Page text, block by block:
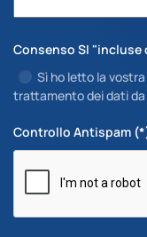
Consenso SI
Sì ho letto la vostra
trattamento dei dati
Controllo Antispam